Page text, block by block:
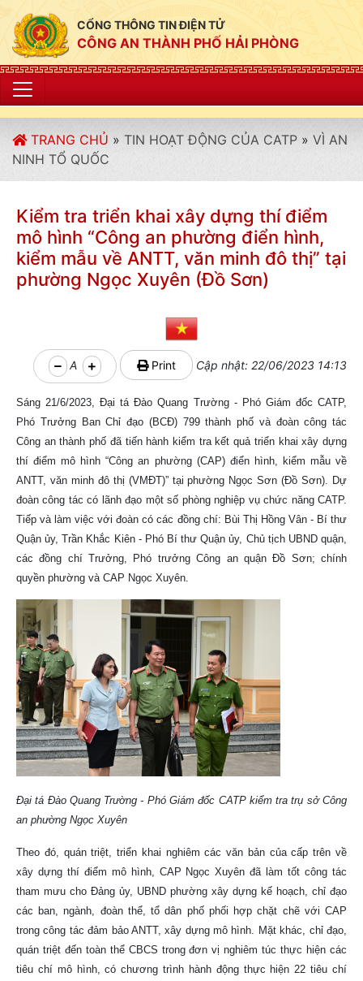
CỔNG THÔNG TIN ĐIỆN TỬ
CÔNG AN THÀNH PHỐ HẢI PHÒNG
TRANG CHỦ » TIN HOẠT ĐỘNG CỦA CATP » VÌ AN
NINH TỔ QUỐC
Kiểm tra triển khai xây dựng thí điểm
mô hình “Công an phường điển hình,
kiểm mẫu về ANTT, văn minh đô thị” tại
phường Ngọc Xuyên (Đồ Sơn)
A Print Cập nhật: 22/06/2023 14:13
Sáng 21/6/2023, Đại tá Đào Quang Trường - Phó Giám đốc CATP,
Phó Trưởng Ban Chỉ đạo (BCĐ) 799 thành phố và đoàn công tác
Công an thành phố đã tiến hành kiểm tra kết quả triển khai xây dựng
thí điểm mô hình “Công an phường (CAP) điển hình, kiểm mẫu về
ANTT, văn minh đô thị (VMĐT)” tại phường Ngọc Sơn (Đồ Sơn). Dự
đoàn công tác có lãnh đạo một số phòng nghiệp vụ chức năng CATP.
Tiếp và làm việc với đoàn có các đồng chí: Bùi Thị Hồng Vân - Bí thư
Quận ủy, Trần Khắc Kiên - Phó Bí thư Quận ủy, Chủ tịch UBND quận,
các đồng chí Trưởng, Phó trưởng Công an quận Đồ Sơn; chính
quyền phường và CAP Ngọc Xuyên.
Đại tá Đào Quang Trường - Phó Giám đốc CATP kiểm tra trụ sở Công
an phường Ngọc Xuyên
Theo đó, quán triệt, triển khai nghiêm các văn bản của cấp trên về
xây dựng thí điểm mô hình, CAP Ngọc Xuyên đã làm tốt công tác
tham mưu cho Đảng ủy, UBND phường xây dựng kế hoạch, chỉ đạo
các ban, ngành, đoàn thể, tổ dân phố phối hợp chặt chẽ với CAP
trong công tác đảm bảo ANTT, xây dựng mô hình. Mặt khác, chỉ đạo,
quán triệt đến toàn thể CBCS trong đơn vị nghiêm túc thực hiện các
tiêu chí mô hình, có chương trình hành động thực hiện 22 tiêu chí